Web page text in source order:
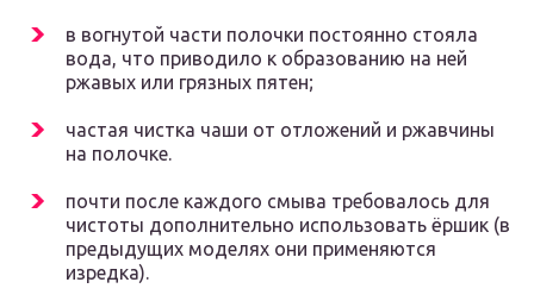
в вогнутой части полочки постоянно стояла
вода, что приводило к образованию на ней
ржавых или грязных пятен;
частая чистка чаши от отложений и ржавчины
на полочке.
почти после каждого смыва требовалось для
чистоты дополнительно использовать ёршик (в
предыдущих моделях они применяются
изредка).